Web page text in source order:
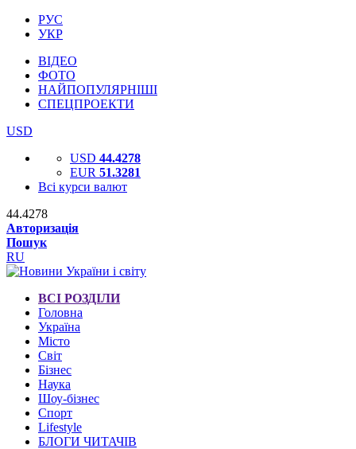
РУС
УКР
ВІДЕО
ФОТО
НАЙПОПУЛЯРНІШІ
СПЕЦПРОЕКТИ
USD
USD 44.4278
EUR 51.3281
Всі курси валют
44.4278
Авторизація
Пошук
RU
ВСІ РОЗДІЛИ
Головна
Україна
Місто
Світ
Бізнес
Наука
Шоу-бізнес
Спорт
Lifestyle
БЛОГИ ЧИТАЧІВ